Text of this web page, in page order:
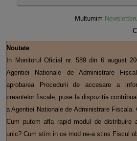
M ultumim
Noutate
In Monitorul Oficial nr. 589 din 6 august
Agentiei Nationale de Administrare
aprobarea Procedurii de accesare a
creantelor fiscale, puse la dispozitia
a Agentiei Nationale de Administrare
Cum putem afla rapid modul de distribuire
unic? Cum stim in ce mod ne-a stins Fiscul